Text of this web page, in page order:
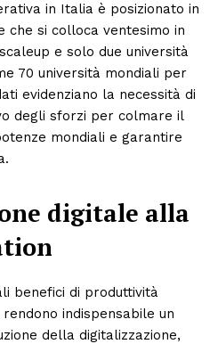
in Italia è posizionato in
che si colloca ventesimo in
e solo due università
70 università mondiali per
evidenziano la necessità di
degli sforzi per colmare il
mondiali e garantire
digitale alla
benefici di produttività
indispensabile un
della digitalizzazione,